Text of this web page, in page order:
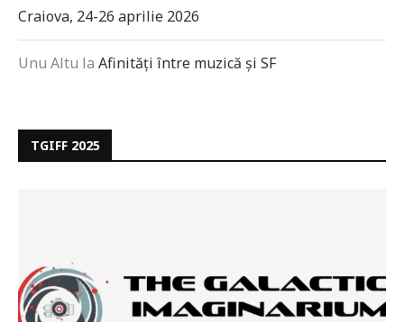
Craiova, 24-26 aprilie 2026
Unu Altu la Afinități între muzică și SF
TGIFF 2025